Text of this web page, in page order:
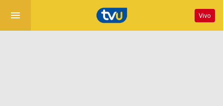
menu Vivo